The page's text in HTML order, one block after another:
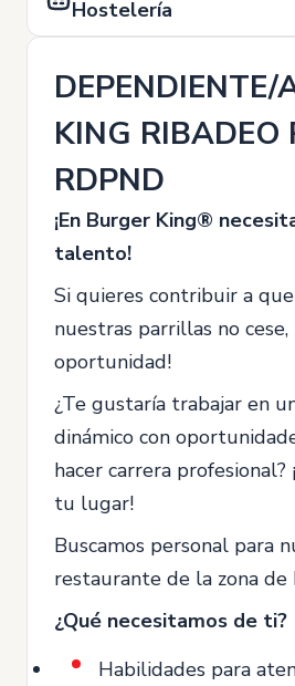
Hostelería
DEPENDIENTE/
KING RIBADEO
RDPND
¡En Burger King®
talento!
Si quieres contribuir a
nuestras parrillas no cese,
oportunidad!
¿Te gustaría trabajar en
dinámico con
hacer carrera profesional?
tu lugar!
Buscamos personal para
restaurante de la zona de
¿Qué necesitamos de ti?
Habilidades para